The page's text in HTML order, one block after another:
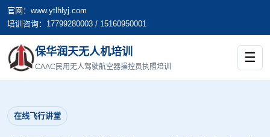
官网：www.ytlhlyj.com
培训咨询：17799280003 / 15160950001
保华润天无人机培训
CAAC民用无人驾驶航空器操控员执照培训
☰
在线飞行讲堂